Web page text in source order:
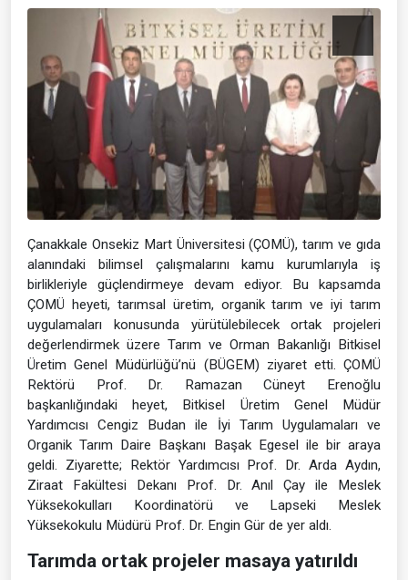
Çanakkale Onsekiz Mart Üniversitesi (ÇOMÜ), tarım ve gıda
alanındaki bilimsel çalışmalarını kamu kurumlarıyla iş
birlikleriyle güçlendirmeye devam ediyor. Bu kapsamda
ÇOMÜ heyeti, tarımsal üretim, organik tarım ve iyi tarım
uygulamaları konusunda yürütülebilecek ortak projeleri
değerlendirmek üzere Tarım ve Orman Bakanlığı Bitkisel
Üretim Genel Müdürlüğü’nü (BÜGEM) ziyaret etti. ÇOMÜ
Rektörü Prof. Dr. Ramazan Cüneyt Erenoğlu
başkanlığındaki heyet, Bitkisel Üretim Genel Müdür
Yardımcısı Cengiz Budan ile İyi Tarım Uygulamaları ve
Organik Tarım Daire Başkanı Başak Egesel ile bir araya
geldi. Ziyarette; Rektör Yardımcısı Prof. Dr. Arda Aydın,
Ziraat Fakültesi Dekanı Prof. Dr. Anıl Çay ile Meslek
Yüksekokulları Koordinatörü ve Lapseki Meslek
Yüksekokulu Müdürü Prof. Dr. Engin Gür de yer aldı.
Tarımda ortak projeler masaya yatırıldı